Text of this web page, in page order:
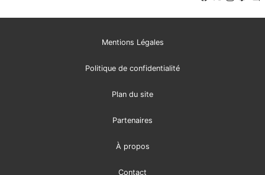
Mentions Légales
Politique de confidentialité
Plan du site
Partenaires
À propos
Contact